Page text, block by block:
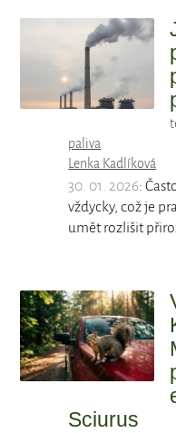
paliva
Lenka Kadlíková
30. 01. 2026:
vždycky, což je
umět rozlišit
Sciurus